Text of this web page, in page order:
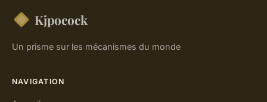
Kjpocock
Un prisme sur les mécanismes du monde
NAVIGATION